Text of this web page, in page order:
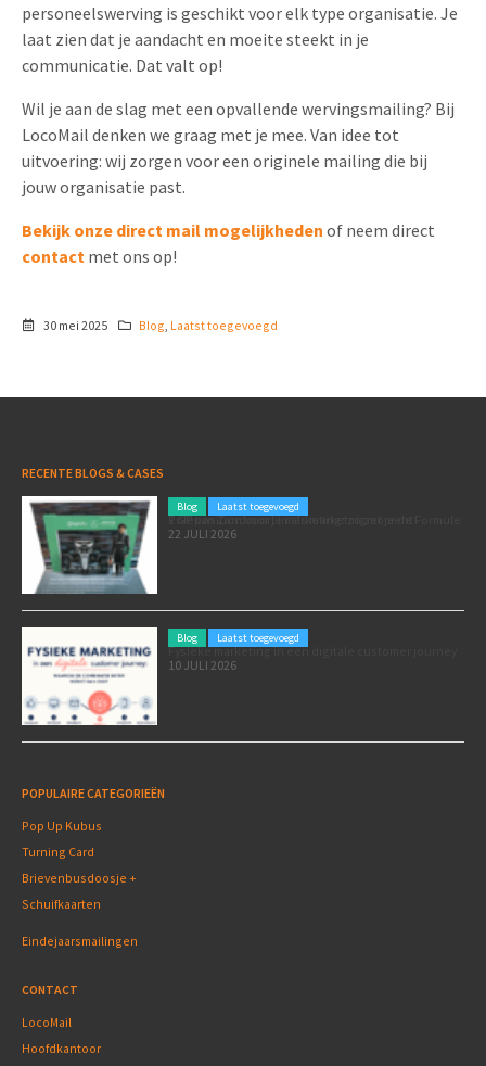
personeelswerving is geschikt voor elk type organisatie. Je
laat zien dat je aandacht en moeite steekt in je
communicatie. Dat valt op!
Wil je aan de slag met een opvallende wervingsmailing? Bij
LocoMail denken we graag met je mee. Van idee tot
uitvoering: wij zorgen voor een originele mailing die bij
jouw organisatie past.
Bekijk onze direct mail mogelijkheden of neem direct
contact met ons op!
30 mei 2025 Blog, Laatst toegevoegd
RECENTE BLOGS & CASES
Blog Laatst toegevoegd
Poleposition voor je marketing: zó zet je de Formule 1 GP van Zandvoort in als marketingmoment
22 JULI 2026
Blog Laatst toegevoegd
Fysieke marketing in een digitale customer journey
10 JULI 2026
POPULAIRE CATEGORIEËN
Pop Up Kubus
Turning Card
Brievenbusdoosje +
Schuifkaarten
Eindejaarsmailingen
CONTACT
LocoMail
Hoofdkantoor